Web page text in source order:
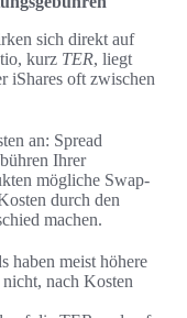
sich direkt auf
kurz TER, liegt
iShares oft zwischen
an: Spread
Ihrer
mögliche Swap-
durch den
machen.
haben meist höhere
nach Kosten